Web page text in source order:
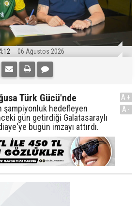
06 Ağustos 2026
Türk Gücü'nde
şampiyonluk hedefleyen
gün getirdiği Galatasaraylı
bugün imzayı attırdı.
A+
A-